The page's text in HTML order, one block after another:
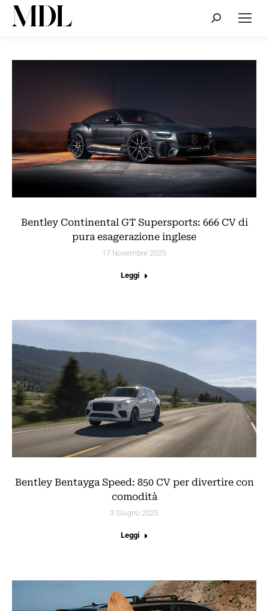
Cerca:
Bentley Continental GT Supersports: 666 CV di
pura esagerazione inglese
17 Novembre 2025
Leggi
Bentley Bentayga Speed: 850 CV per divertire con
comodità
3 Giugno 2025
Leggi